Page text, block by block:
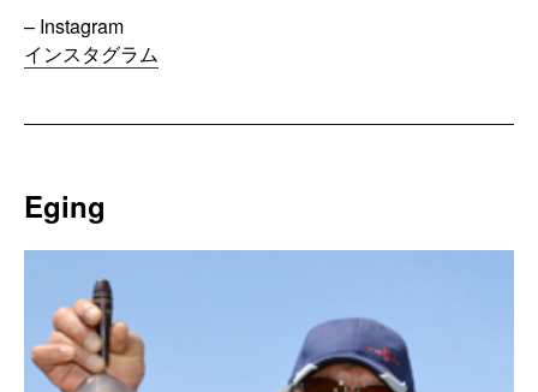
– Instagram
インスタグラム
Eging